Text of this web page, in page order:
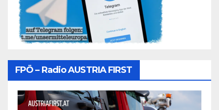
FPÖ – Radio AUSTRIA FIRST